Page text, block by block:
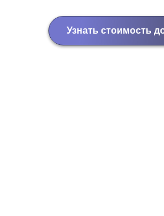
Узнать стоимость